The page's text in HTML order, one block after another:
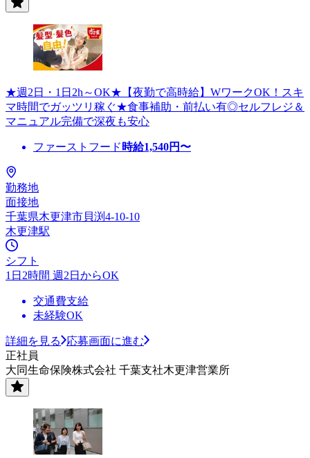
★週2日・1日2h～OK★【夜勤で高時給】WワークOK！スキ
マ時間でガッツリ稼ぐ★食事補助・前払い有◎セルフレジ＆
マニュアル完備で深夜も安心
ファーストフード 時給1,540円〜
勤務地
面接地
千葉県木更津市貝渕4-10-10
木更津駅
シフト
1日2時間 週2日からOK
交通費支給
未経験OK
詳細を見る
応募画面に進む
正社員
大同生命保険株式会社 千葉支社木更津営業所